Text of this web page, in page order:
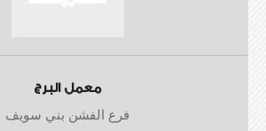
معمل البرج
فرع الفشن بني سويف